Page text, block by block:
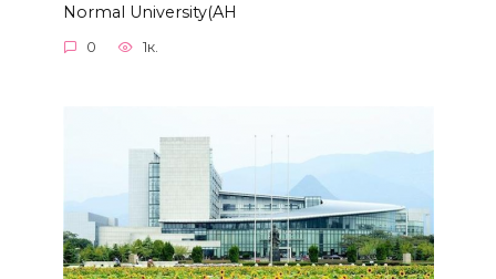
Normal University(AH
0 1к.